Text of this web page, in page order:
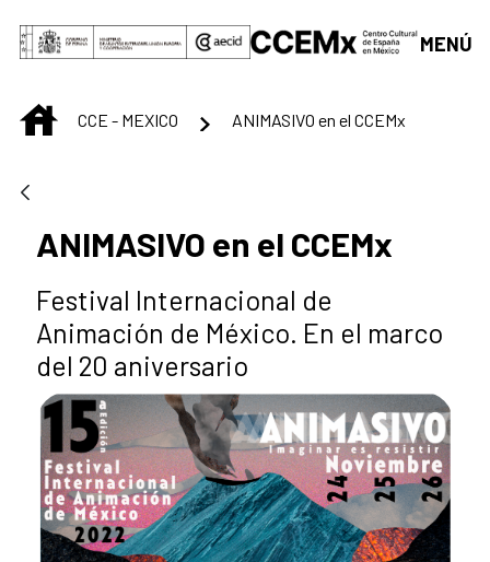
Saltar al contenido principal
MENÚ
INICIOCCE - MEXICO ANIMASIVO en el CCEMx
ANIMASIVO en el CCEMx
Festival Internacional de
Animación de México. En el marco
del 20 aniversario